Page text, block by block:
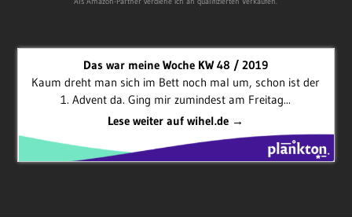
Das war meine Woche KW 48 / 2019
Kaum dreht man sich im Bett noch mal um, schon ist der
1. Advent da. Ging mir zumindest am Freitag...
Lese weiter auf wihel.de →